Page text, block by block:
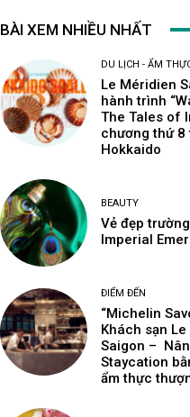
BÀI XEM NHIỀU NHẤT
DU LỊCH - ẨM
Le Méridien
hành trình
The Tales of
chương thứ 8
Hokkaido
BEAUTY
Vẻ đẹp
Imperial
ĐIỂM ĐẾN
“Michelin
Khách sạn
Saigon –
Staycation
ẩm thực